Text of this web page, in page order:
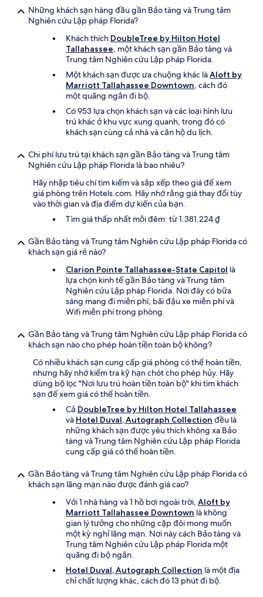
Những khách sạn hàng đầu gần Bảo tàng và Trung tâm
Nghiên cứu Lập pháp Florida?
Khách thích DoubleTree by Hilton Hotel
Tallahassee, một khách sạn gần Bảo tàng và
Trung tâm Nghiên cứu Lập pháp Florida.
Một khách sạn được ưa chuộng khác làAloft by
Marriott Tallahassee Downtown, cách đó
một quãng ngắn đi bộ.
Có 953 lựa chọn khách sạn và các loại hình lưu
trú khác ở khu vực xung quanh, trong đó có
khách sạn cùng cả nhà và căn hộ du lịch.
Chi phí lưu trú tại khách sạn gần Bảo tàng và Trung tâm
Nghiên cứu Lập pháp Florida là bao nhiêu?
Hãy nhập tiêu chí tìm kiếm và sắp xếp theo giá để xem
giá phòng trên Hotels.com. Hãy nhớ rằng giá thay đổi tùy
vào thời gian và địa điểm dự kiến của bạn.
Tìm giá thấp nhất mỗi đêm: từ 1.381.224 ₫
Gần Bảo tàng và Trung tâm Nghiên cứu Lập pháp Florida có
khách sạn giá rẻ nào?
Clarion Pointe Tallahassee-State Capitol là
lựa chọn kinh tế gần Bảo tàng và Trung tâm
Nghiên cứu Lập pháp Florida. Nơi đây có bữa
sáng mang đi miễn phí, bãi đậu xe miễn phí và
Wifi miễn phí trong phòng.
Gần Bảo tàng và Trung tâm Nghiên cứu Lập pháp Florida có
khách sạn nào cho phép hoàn tiền toàn bộ không?
Có nhiều khách sạn cung cấp giá phòng có thể hoàn tiền,
nhưng hãy nhớ kiểm tra kỹ hạn chót cho phép hủy. Hãy
dùng bộ lọc "Nơi lưu trú hoàn tiền toàn bộ" khi tìm khách
sạn để xem giá có thể hoàn tiền.
Cả DoubleTree by Hilton Hotel Tallahassee
và Hotel Duval, Autograph Collection đều là
những khách sạn được yêu thích không xa Bảo
tàng và Trung tâm Nghiên cứu Lập pháp Florida
cung cấp giá có thể hoàn tiền.
Gần Bảo tàng và Trung tâm Nghiên cứu Lập pháp Florida có
khách sạn lãng mạn nào được đánh giá cao?
Với 1 nhà hàng và 1 hồ bơi ngoài trời, Aloft by
Marriott Tallahassee Downtown là không
gian lý tưởng cho những cặp đôi mong muốn
một kỳ nghỉ lãng mạn. Nơi này cách Bảo tàng và
Trung tâm Nghiên cứu Lập pháp Florida một
quãng đi bộ ngắn.
Hotel Duval, Autograph Collection là một địa
chỉ chất lượng khác, cách đó 13 phút đi bộ.